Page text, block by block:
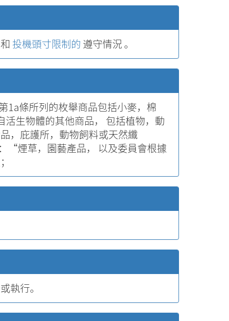
投機頭寸限制的 遵守情況 。
1a條所列的枚舉商品包括小麥，棉
生物體的其他商品， 包括植物，動
，庇護所，動物飼料或天然纖
“煙草，園藝產品， 以及委員會根據
執行。